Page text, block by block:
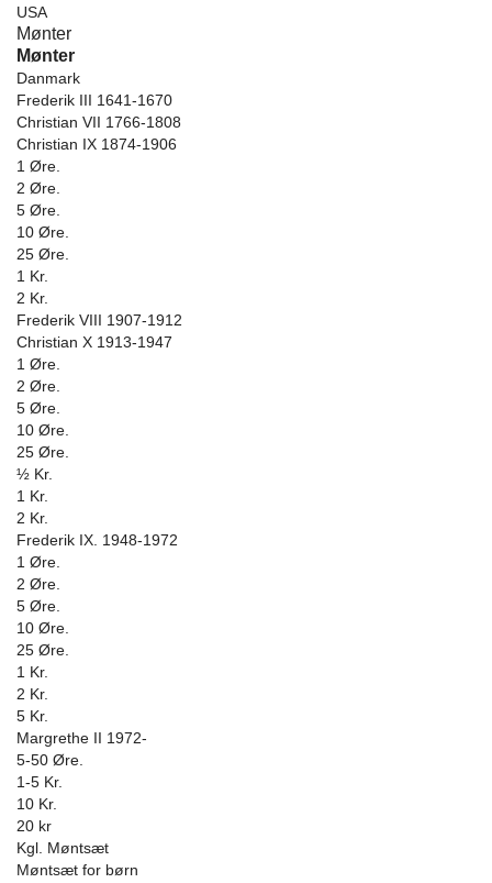
USA
Mønter
Mønter
Danmark
Frederik III 1641-1670
Christian VII 1766-1808
Christian IX 1874-1906
1 Øre.
2 Øre.
5 Øre.
10 Øre.
25 Øre.
1 Kr.
2 Kr.
Frederik VIII 1907-1912
Christian X 1913-1947
1 Øre.
2 Øre.
5 Øre.
10 Øre.
25 Øre.
½ Kr.
1 Kr.
2 Kr.
Frederik IX. 1948-1972
1 Øre.
2 Øre.
5 Øre.
10 Øre.
25 Øre.
1 Kr.
2 Kr.
5 Kr.
Margrethe II 1972-
5-50 Øre.
1-5 Kr.
10 Kr.
20 kr
Kgl. Møntsæt
Møntsæt for børn